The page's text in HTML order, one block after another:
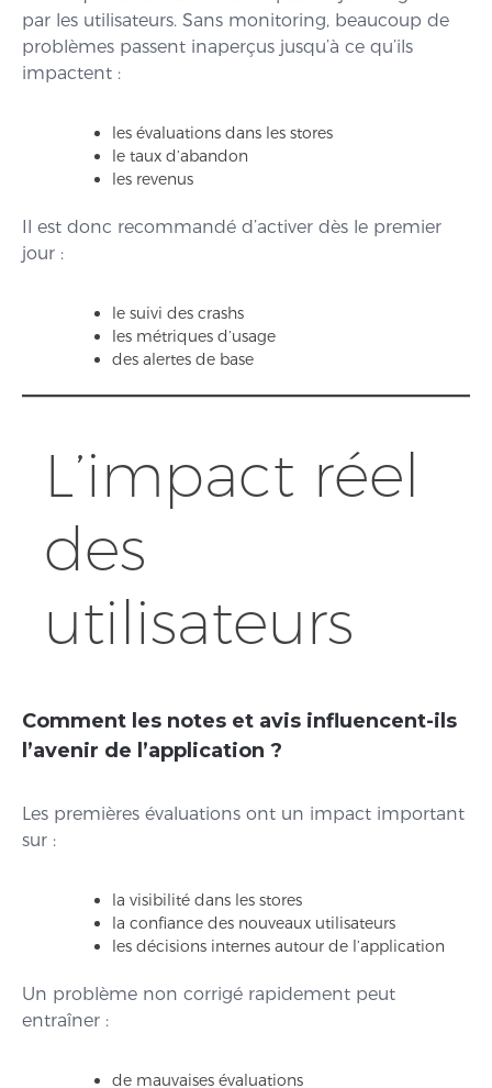
par les utilisateurs. Sans monitoring, beaucoup de
problèmes passent inaperçus jusqu’à ce qu’ils
impactent :
les évaluations dans les stores
le taux d’abandon
les revenus
Il est donc recommandé d’activer dès le premier
jour :
le suivi des crashs
les métriques d’usage
des alertes de base
L’impact réel
des
utilisateurs
Comment les notes et avis influencent-ils
l’avenir de l’application ?
Les premières évaluations ont un impact important
sur :
la visibilité dans les stores
la confiance des nouveaux utilisateurs
les décisions internes autour de l’application
Un problème non corrigé rapidement peut
entraîner :
de mauvaises évaluations